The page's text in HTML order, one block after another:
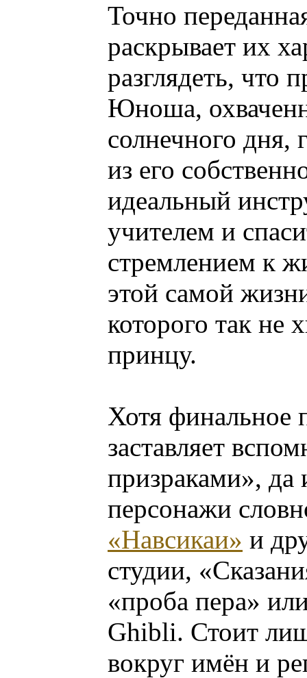
Точно
раскрывает их
разглядеть, что
Юноша,
солнечного
из его
идеальный
учителем и
стремлением к
этой самой
которого так не
принцу.
Хотя финальное
заставляет
призраками»,
персонажи
«Навсикаи» и
студии,
«проба пера»
Ghibli. Стоит
вокруг имён и